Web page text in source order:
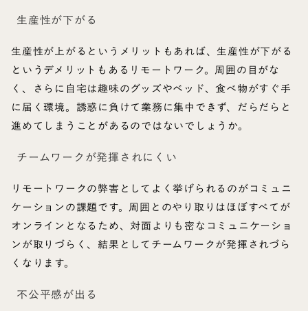
生産性が下がる
生産性が上がるというメリットもあれば、生産性が下がる
というデメリットもあるリモートワーク。周囲の目がな
く、さらに自宅は趣味のグッズやベッド、食べ物がすぐ手
に届く環境。誘惑に負けて業務に集中できず、だらだらと
進めてしまうことがあるのではないでしょうか。
チームワークが発揮されにくい
リモートワークの弊害としてよく挙げられるのがコミュニ
ケーションの課題です。周囲とのやり取りはほぼすべてが
オンラインとなるため、対面よりも密なコミュニケーショ
ンが取りづらく、結果としてチームワークが発揮されづら
くなります。
不公平感が出る